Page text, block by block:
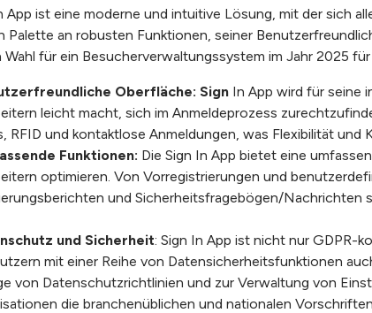
App ist eine moderne und intuitive Lösung, mit der sich
Palette an robusten Funktionen, seiner
Wahl für ein Besucherverwaltungssystem im Jahr 2025
Oberfläche: Sign In App wird für seine
leicht macht, sich im Anmeldeprozess
RFID und kontaktlose Anmeldungen, was Flexibilität
Funktionen: Die Sign In App bietet eine
optimieren. Von Vorregistrierungen und
und Sicherheitsfragebögen/
und Sicherheit: Sign In App ist nicht nur GDPR-
mit einer Reihe von Datensicherheitsfunktionen
von Datenschutzrichtlinien und zur Verwaltung von
die branchenüblichen und nationalen